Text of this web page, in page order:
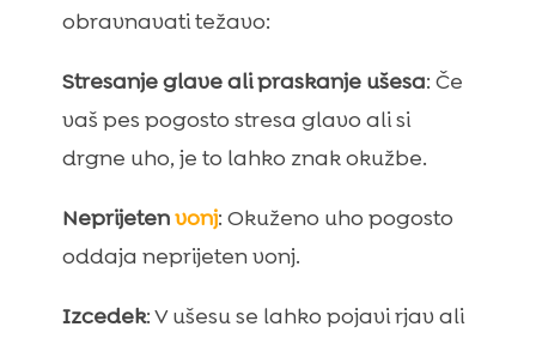
obravnavati težavo:
Stresanje glave ali praskanje ušesa: Če
vaš pes pogosto stresa glavo ali si
drgne uho, je to lahko znak okužbe.
Neprijetenvonj: Okuženo uho pogosto
oddaja neprijeten vonj.
Izcedek: V ušesu se lahko pojavi rjav ali